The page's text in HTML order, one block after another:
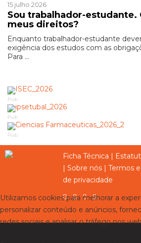
15 julho 2026
Sou trabalhador-estudante.
meus direitos?
Enquanto trabalhador-estudante
exigência dos estudos com as
Para ...
Pub
Pub
Pub
Ficha Técnica |
| Sobre nós | Termos
de privacidade
Utilizamos cookies para melhorar a
personalizar conteúdo e anúncios,
redes sociais e analisar o tráfego nos